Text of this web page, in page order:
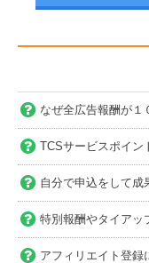
なぜ全広告報酬が１
TCSサービスポイン
自分で申込をして成
特別報酬やタイアッ
アフィリエイト登録